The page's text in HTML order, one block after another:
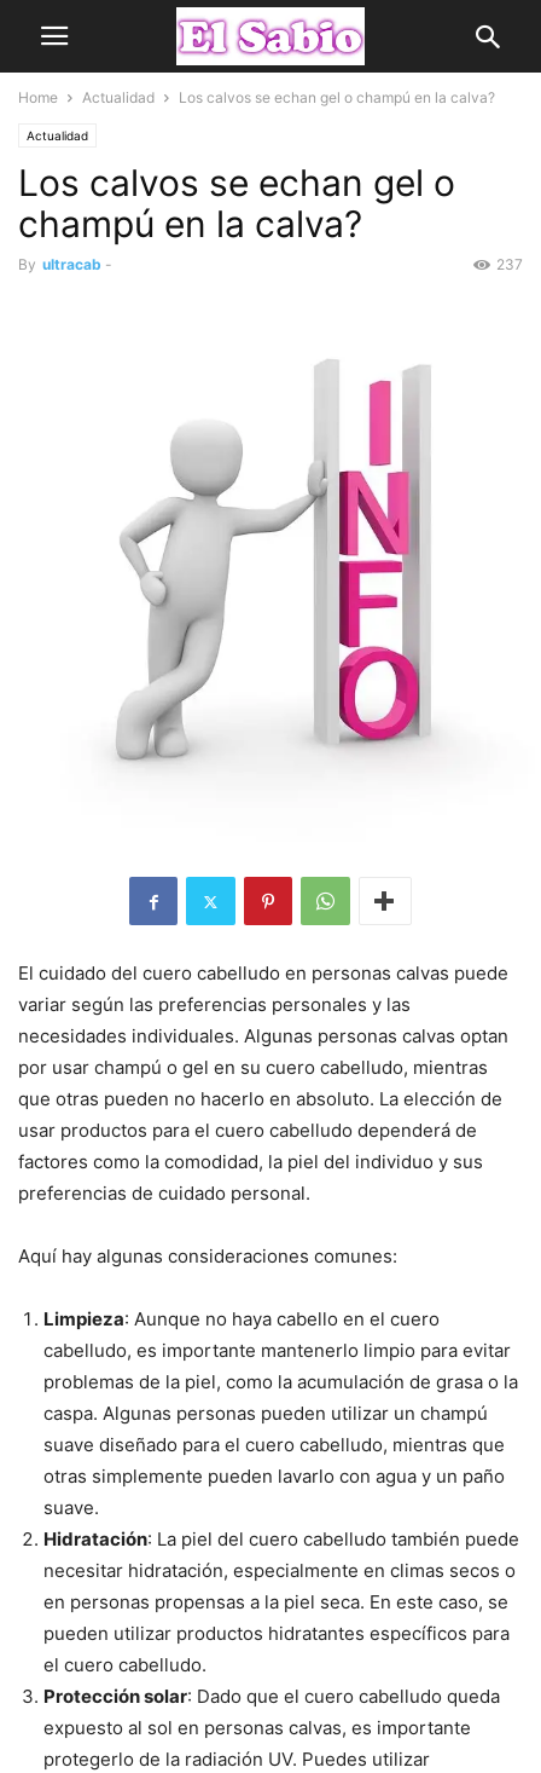
Home Actualidad Los calvos se echan gel o champú en la calva?
Actualidad
Los calvos se echan gel o
champú en la calva?
By ultracab - 237
El cuidado del cuero cabelludo en personas calvas puede
variar según las preferencias personales y las
necesidades individuales. Algunas personas calvas optan
por usar champú o gel en su cuero cabelludo, mientras
que otras pueden no hacerlo en absoluto. La elección de
usar productos para el cuero cabelludo dependerá de
factores como la comodidad, la piel del individuo y sus
preferencias de cuidado personal.
Aquí hay algunas consideraciones comunes:
Limpieza: Aunque no haya cabello en el cuero
cabelludo, es importante mantenerlo limpio para evitar
problemas de la piel, como la acumulación de grasa o la
caspa. Algunas personas pueden utilizar un champú
suave diseñado para el cuero cabelludo, mientras que
otras simplemente pueden lavarlo con agua y un paño
suave.
Hidratación: La piel del cuero cabelludo también puede
necesitar hidratación, especialmente en climas secos o
en personas propensas a la piel seca. En este caso, se
pueden utilizar productos hidratantes específicos para
el cuero cabelludo.
Protección solar: Dado que el cuero cabelludo queda
expuesto al sol en personas calvas, es importante
protegerlo de la radiación UV. Puedes utilizar